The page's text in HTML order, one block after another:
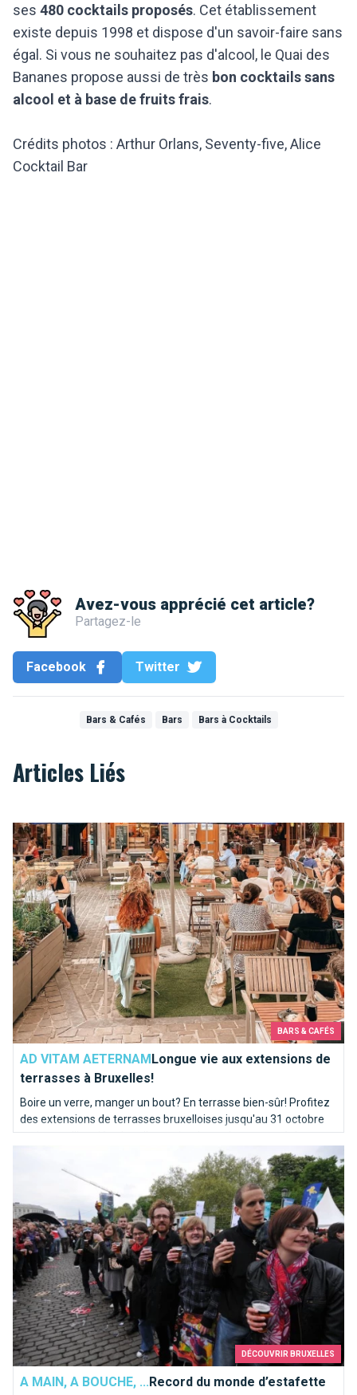
ses 480 cocktails proposés. Cet établissement
existe depuis 1998 et dispose d'un savoir-faire sans
égal. Si vous ne souhaitez pas d'alcool, le Quai des
Bananes propose aussi de très bon cocktails sans
alcool et à base de fruits frais.
Crédits photos : Arthur Orlans, Seventy-five, Alice
Cocktail Bar
Avez-vous apprécié cet article?
Partagez-le
Facebook Twitter
Bars & Cafés Bars Bars à Cocktails
Articles Liés
BARS & CAFÉS
AD VITAM AETERNAMLongue vie aux extensions de
terrasses à Bruxelles!
Boire un verre, manger un bout? En terrasse bien-sûr! Profitez
des extensions de terrasses bruxelloises jusqu'au 31 octobre
mais pas d'inquiétude : elles reviendront chaque année!
Longue vie aux extensions de terrasses à Bruxelles!
DÉCOUVRIR BRUXELLES
A MAIN, A BOUCHE, ... Record du monde d’estafette